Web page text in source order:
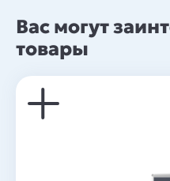
Вас могут
товары